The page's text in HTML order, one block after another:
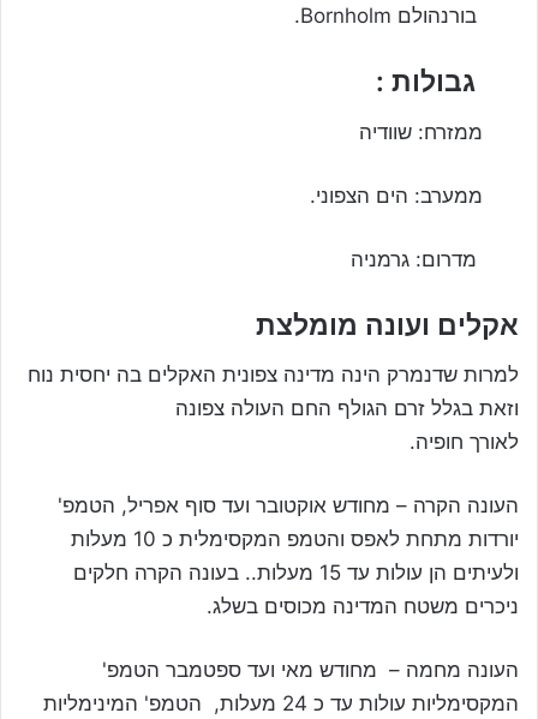
בורנהולם Bornholm.
גבולות :
ממזרח: שוודיה
ממערב: הים הצפוני.
מדרום: גרמניה
אקלים ועונה מומלצת
למרות שדנמרק הינה מדינה צפונית האקלים בה יחסית נוח
וזאת בגלל זרם הגולף החם העולה צפונה
לאורך חופיה.
העונה הקרה – מחודש אוקטובר ועד סוף אפריל, הטמפ'
יורדות מתחת לאפס והטמפ המקסימלית כ 10 מעלות
ולעיתים הן עולות עד 15 מעלות.. בעונה הקרה חלקים
ניכרים משטח המדינה מכוסים בשלג.
העונה מחמה – מחודש מאי ועד ספטמבר הטמפ'
המקסימליות עולות עד כ 24 מעלות, הטמפ' המינימליות